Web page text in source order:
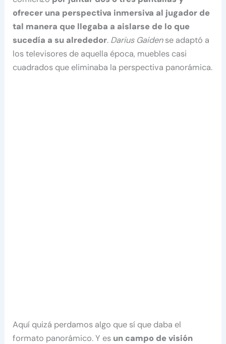
ofrecer una perspectiva inmersiva al jugador de
tal manera que llegaba a aislarse de lo que
sucedía a su alrededor. Darius Gaidense adaptó a
los televisores de aquella época, muebles casi
cuadrados que eliminaba la perspectiva panorámica.
Aquí quizá perdamos algo que sí que daba el
formato panorámico. Y es un campo de visión